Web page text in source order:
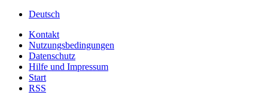
Deutsch
Kontakt
Nutzungsbedingungen
Datenschutz
Hilfe und Impressum
Start
RSS